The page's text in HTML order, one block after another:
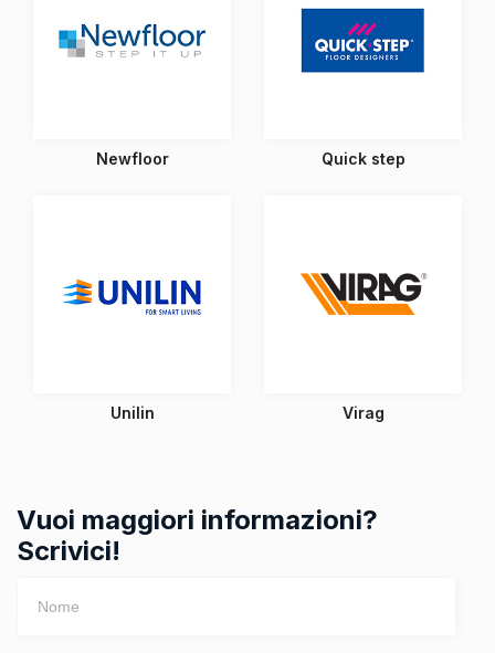
Newfloor Quick step
Unilin Virag
Vuoi maggiori informazioni?
Scrivici!